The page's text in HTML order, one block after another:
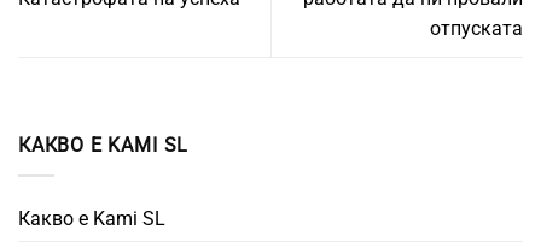
отпуската
КАКВО Е KAMI SL
Какво е Kami SL